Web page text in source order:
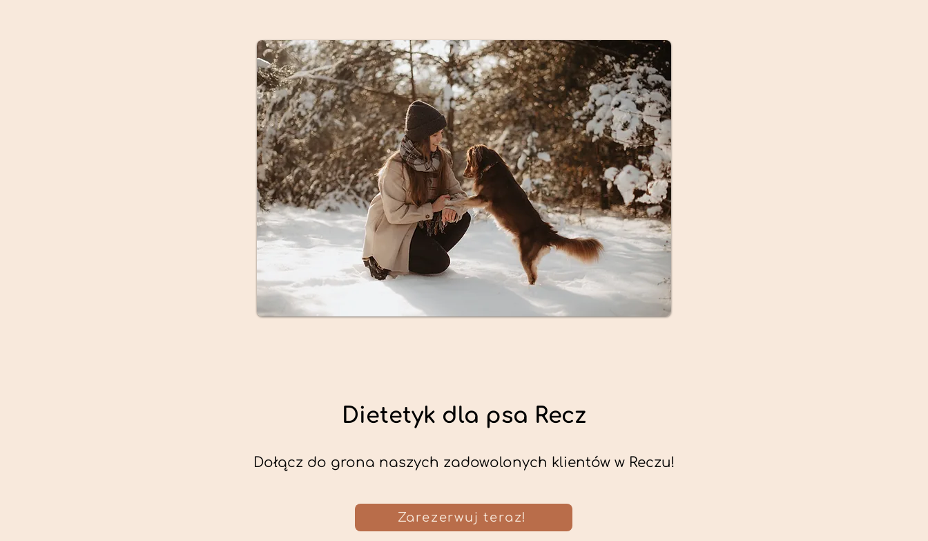
Dietetyk dla psa Recz
Dołącz do grona naszych zadowolonych klientów w Reczu!
Zarezerwuj teraz!